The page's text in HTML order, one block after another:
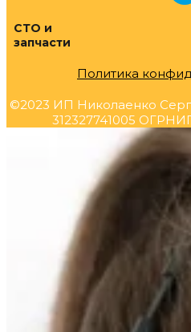
СТО и
запчасти
Политика
©2023 ИП Николаенко
312327741005